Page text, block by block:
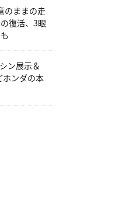
のままの走
復活、3眼
ン展示＆
ホンダの本